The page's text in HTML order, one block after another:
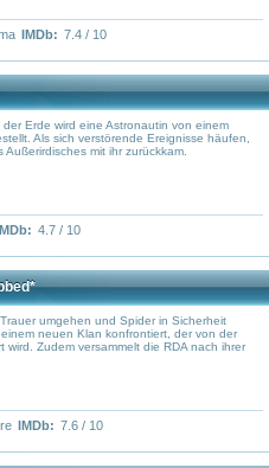
IMDb: 7.4 / 10
Erde wird eine Astronautin von einem
Als sich verstörende Ereignisse häufen,
mit ihr zurückkam.
4.7 / 10
umgehen und Spider in Sicherheit
neuen Klan konfrontiert, der von der
Zudem versammelt die RDA nach ihrer
IMDb: 7.6 / 10